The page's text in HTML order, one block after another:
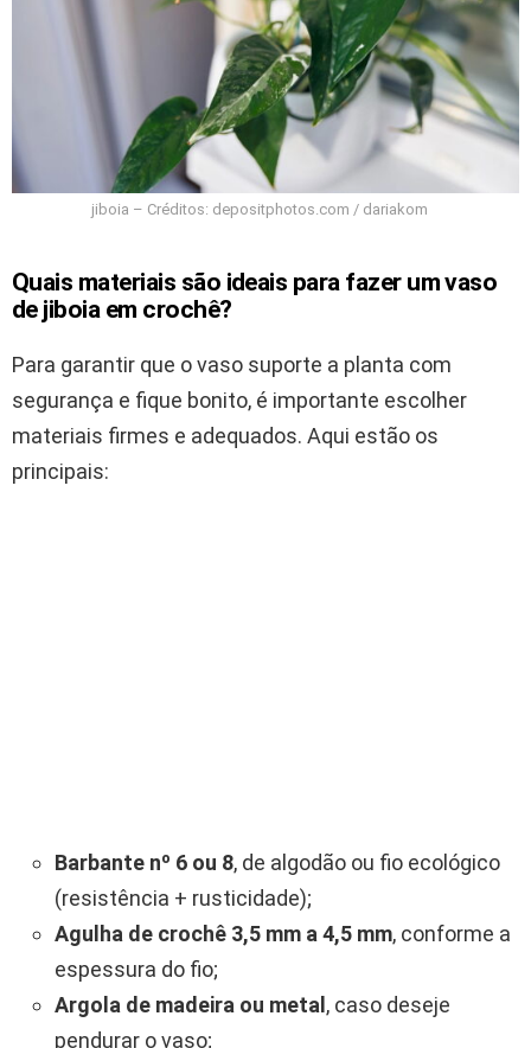
jiboia – Créditos: depositphotos.com / dariakom
Quais materiais são ideais para fazer um vaso
de jiboia em crochê?
Para garantir que o vaso suporte a planta com
segurança e fique bonito, é importante escolher
materiais firmes e adequados. Aqui estão os
principais:
Barbante nº 6 ou 8, de algodão ou fio ecológico
(resistência + rusticidade);
Agulha de crochê 3,5 mm a 4,5 mm, conforme a
espessura do fio;
Argola de madeira ou metal , caso deseje
pendurar o vaso;